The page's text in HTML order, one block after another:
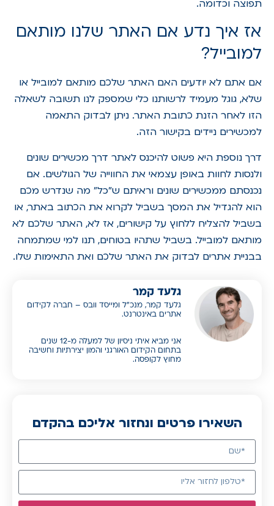
תפוצה וכדומה.
אז איך נדע אם האתר שלנו מותאם
למובייל?
אם אתם לא יודעים האם האתר שלכם מותאם למובייל או
שלא, גוגל מעמיד לרשותנו כלי שמספק לנו תשובה לשאלה
הזו לאחר הזנת כתובת האתר. ניתן לבדוק התאמה
למכשירים ניידים בקישור הזה.
דרך נוספת היא פשוט להיכנס לאתר דרך מכשירים שונים
ולנסות לחוות באופן עצמאי את החווייה של הגולשים. אם
נכנסתם ממכשירים שונים וראיתם ש"כל" מה שנדרש מכם
הוא להגדיל את המסך בשביל לקרוא את הכתוב באתר, או
בשביל להצליח ללחוץ על קישורים, אז לא, האתר שלכם לא
מותאם למובייל. בשביל שתהיו בטוחים, תנו למי שמתמחה
בבניית אתרים לבדוק את האתר שלכם ואת התאימות שלו.
גלעד קמר
גלעד קמר, מנכ”ל ומייסד וובס – חברה לקידום
אתרים באינטרנט.
אני מביא איתי ניסיון של למעלה מ-12 שנים
בתחום הקידום האורגני והמון יצירתיות וחשיבה
מחוץ לקופסה.
השאירו פרטים ונחזור אליכם בהקדם